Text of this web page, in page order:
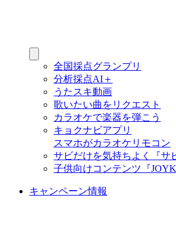
全国採点グランプリ
分析採点AI＋
うたスキ動画
歌いたい曲をリクエスト
カラオケで楽器を弾こう
キョクナビアプリ
スマホがカラオケリモコン
サビだけを気持ちよく『サ
子供向けコンテンツ『
キャンペーン情報